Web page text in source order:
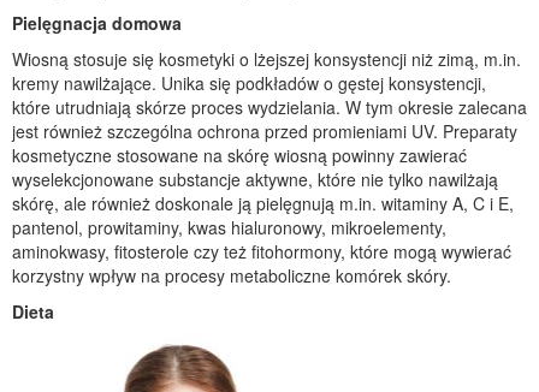
Pielęgnacja domowa
Wiosną stosuje się kosmetyki o lżejszej konsystencji niż zimą, m.in.
kremy nawilżające. Unika się podkładów o gęstej konsystencji,
które utrudniają skórze proces wydzielania. W tym okresie zalecana
jest również szczególna ochrona przed promieniami UV. Preparaty
kosmetyczne stosowane na skórę wiosną powinny zawierać
wyselekcjonowane substancje aktywne, które nie tylko nawilżają
skórę, ale również doskonale ją pielęgnują m.in. witaminy A, C i E,
pantenol, prowitaminy, kwas hialuronowy, mikroelementy,
aminokwasy, fitosterole czy też fitohormony, które mogą wywierać
korzystny wpływ na procesy metaboliczne komórek skóry.
Dieta